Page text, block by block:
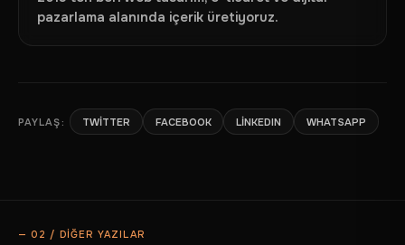
pazarlama alanında içerik üretiyoruz.
PAYLAŞ: TWITTER FACEBOOK LINKEDIN WHATSAPP